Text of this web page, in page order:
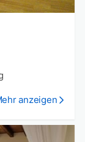
anzeigen